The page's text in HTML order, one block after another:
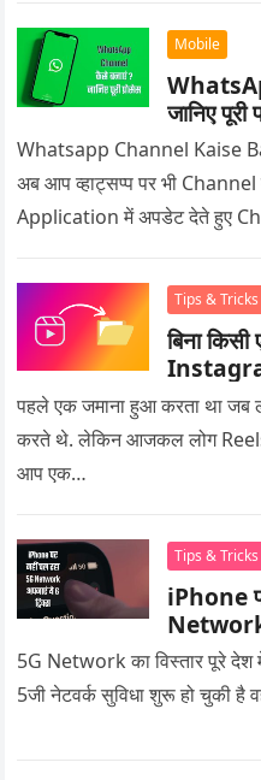
Mobile
जानिए पूरी
Whatsapp Channel Kaise
अब आप व्हाट्सप्प पर भी
Application में अपडेट देते हुए
Tips & Tricks
बिना
पहले एक जमाना हुआ करता था जब
करते थे. लेकिन आजकल लोग
आप एक…
Tips & Tricks
iPhone
5G Network का विस्तार पूरे देश
5जी नेटवर्क सुविधा शुरू हो चुकी है